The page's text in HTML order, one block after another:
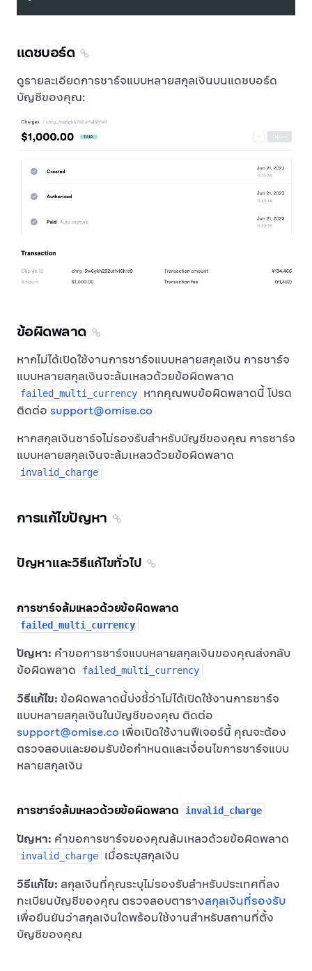
แดชบอร์ด
ดูรายละเอียดการชาร์จแบบหลายสกุลเงินบนแดชบอร์ด
บัญชีของคุณ:
ข้อผิดพลาด
หากไม่ได้เปิดใช้งานการชาร์จแบบหลายสกุลเงิน การชาร์จ
แบบหลายสกุลเงินจะล้มเหลวด้วยข้อผิดพลาด
failed_multi_currency
หากคุณพบข้อผิดพลาดนี้ โปรด
ติดต่อ support@omise.co
หากสกุลเงินชาร์จไม่รองรับสำหรับบัญชีของคุณ การชาร์จ
แบบหลายสกุลเงินจะล้มเหลวด้วยข้อผิดพลาด
invalid_charge
การแก้ไขปัญหา
ปัญหาและวิธีแก้ไขทั่วไป
การชาร์จล้มเหลวด้วยข้อผิดพลาด
failed_multi_currency
ปัญหา: คำขอการชาร์จแบบหลายสกุลเงินของคุณส่งกลับ
ข้อผิดพลาด
failed_multi_currency
วิธีแก้ไข: ข้อผิดพลาดนี้บ่งชี้ว่าไม่ได้เปิดใช้งานการชาร์จ
แบบหลายสกุลเงินในบัญชีของคุณ ติดต่อ
support@omise.co เพื่อเปิดใช้งานฟีเจอร์นี้ คุณจะต้อง
ตรวจสอบและยอมรับข้อกำหนดและเงื่อนไขการชาร์จแบบ
หลายสกุลเงิน
การชาร์จล้มเหลวด้วยข้อผิดพลาด invalid_charge
ปัญหา: คำขอการชาร์จของคุณล้มเหลวด้วยข้อผิดพลาด
invalid_charge เมื่อระบุสกุลเงิน
วิธีแก้ไข: สกุลเงินที่คุณระบุไม่รองรับสำหรับประเทศที่ลง
ทะเบียนบัญชีของคุณ ตรวจสอบตารางสกุลเงินที่รองรับ
เพื่อยืนยันว่าสกุลเงินใดพร้อมใช้งานสำหรับสถานที่ตั้ง
บัญชีของคุณ